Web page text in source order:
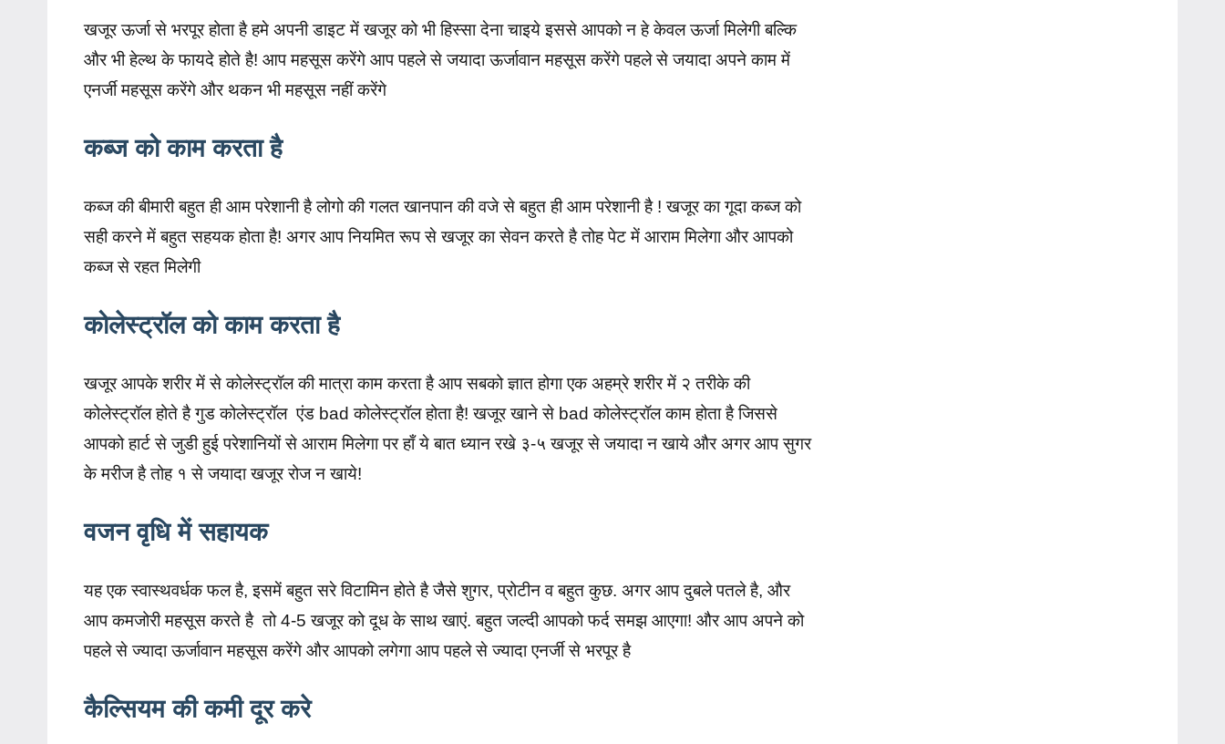
खजूर ऊर्जा से भरपूर होता है हमे अपनी डाइट में खजूर को भी हिस्सा देना चाइये इससे आपको न हे केवल ऊर्जा मिलेगी बल्कि
और भी हेल्थ के फायदे होते है! आप महसूस करेंगे आप पहले से जयादा ऊर्जावान महसूस करेंगे पहले से जयादा अपने काम में
एनर्जी महसूस करेंगे और थकन भी महसूस नहीं करेंगे
कब्ज को काम करता है
कब्ज की बीमारी बहुत ही आम परेशानी है लोगो की गलत खानपान की वजे से बहुत ही आम परेशानी है ! खजूर का गूदा कब्ज को
सही करने में बहुत सहयक होता है! अगर आप नियमित रूप से खजूर का सेवन करते है तोह पेट में आराम मिलेगा और आपको
कब्ज से रहत मिलेगी
कोलेस्ट्रॉल को काम करता है
खजूर आपके शरीर में से कोलेस्ट्रॉल की मात्रा काम करता है आप सबको ज्ञात होगा एक अहम्रे शरीर में २ तरीके की
कोलेस्ट्रॉल होते है गुड कोलेस्ट्रॉल एंड bad कोलेस्ट्रॉल होता है! खजूर खाने से bad कोलेस्ट्रॉल काम होता है जिससे
आपको हार्ट से जुडी हुई परेशानियों से आराम मिलेगा पर हाँ ये बात ध्यान रखे ३-५ खजूर से जयादा न खाये और अगर आप सुगर
के मरीज है तोह १ से जयादा खजूर रोज न खाये!
वजन वृधि में सहायक
यह एक स्वास्थवर्धक फल है, इसमें बहुत सरे विटामिन होते है जैसे शुगर, प्रोटीन व बहुत कुछ. अगर आप दुबले पतले है, और
आप कमजोरी महसूस करते है तो 4-5 खजूर को दूध के साथ खाएं. बहुत जल्दी आपको फर्द समझ आएगा! और आप अपने को
पहले से ज्यादा ऊर्जावान महसूस करेंगे और आपको लगेगा आप पहले से ज्यादा एनर्जी से भरपूर है
कैल्सियम की कमी दूर करे